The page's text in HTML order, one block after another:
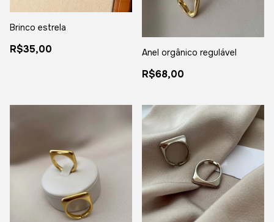
Brinco estrela
R$35,00 Anel orgânico regulável
R$68,00